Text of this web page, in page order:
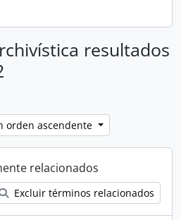
resultados
orden ascendente
relacionados
Excluir términos relacionados